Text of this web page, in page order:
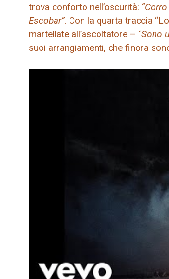
trova conforto nell’oscurità:
Escobar”. Con la quarta traccia
martellate all’ascoltatore – “Sono
suoi arrangiamenti, che finora